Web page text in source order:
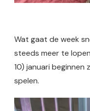
Wat gaat de week
steeds meer te
10) januari beginnen
spelen.